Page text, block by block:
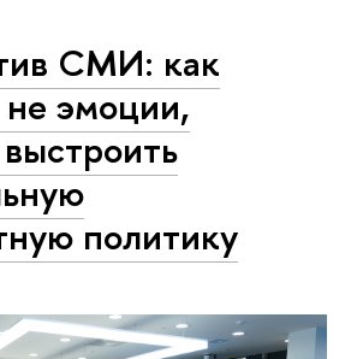
СМИ: как
эмоции,
политику